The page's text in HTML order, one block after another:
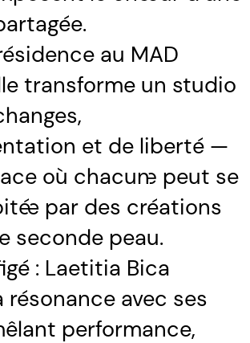
au MAD
transforme un studio
et de liberté —
où chacun·e peut se
par des créations
seconde peau.
: Laetitia Bica
résonance avec ses
performance,